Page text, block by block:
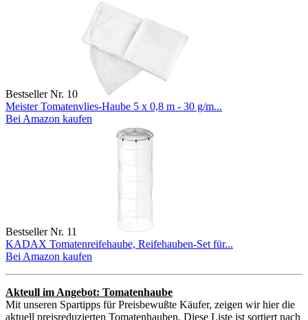
Bestseller Nr. 10
Meister Tomatenvlies-Haube 5 x 0,8 m - 30 g/m...
Bei Amazon kaufen
Bestseller Nr. 11
KADAX Tomatenreifehaube, Reifehauben-Set für...
Bei Amazon kaufen
Akteull im Angebot: Tomatenhaube
Mit unseren Spartipps für Preisbewußte Käufer, zeigen wir hier die
aktuell preisreduzierten Tomatenhauben. Diese Liste ist sortiert nach